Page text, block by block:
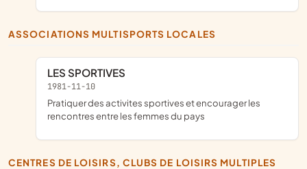
ASSOCIATIONS MULTISPORTS LOCALES
LES SPORTIVES
1981-11-10
pratiquer des activites sportives et encourager les
rencontres entre les femmes du pays
CENTRES DE LOISIRS, CLUBS DE LOISIRS MULTIPLES